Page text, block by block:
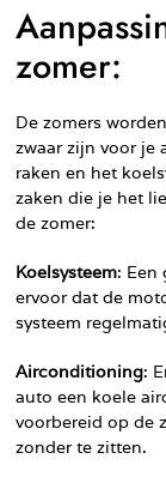
zomer:
De zomers
zwaar zijn voor je
raken en het
zaken die je het
de zomer:
Koelsysteem: Een
ervoor dat de
systeem
Airconditioning:
auto een koele
voorbereid op de
zonder te zitten.